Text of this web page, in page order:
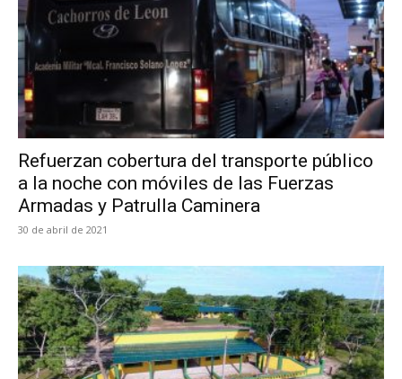
Refuerzan cobertura del transporte público
a la noche con móviles de las Fuerzas
Armadas y Patrulla Caminera
30 de abril de 2021